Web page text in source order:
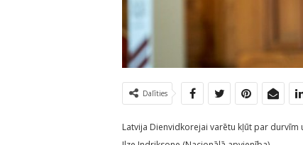
Dalīties
Latvija Dienvidkorejai varētu kļūt par